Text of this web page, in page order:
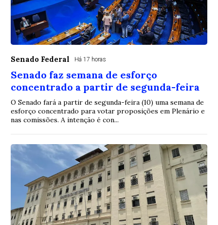
Senado Federal Há 17 horas
Senado faz semana de esforço
concentrado a partir de segunda-feira
O Senado fará a partir de segunda-feira (10) uma semana de
esforço concentrado para votar proposições em Plenário e
nas comissões. A intenção é con...